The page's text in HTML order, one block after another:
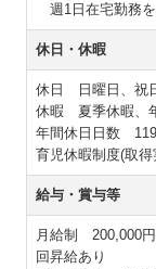
週1日在宅勤務
休日・休暇
休日 日曜日、祝
休暇 夏季休暇、
年間休日日数 119
育児休暇制度(取得
給与・賞与等
月給制 200,000円
回昇給あり